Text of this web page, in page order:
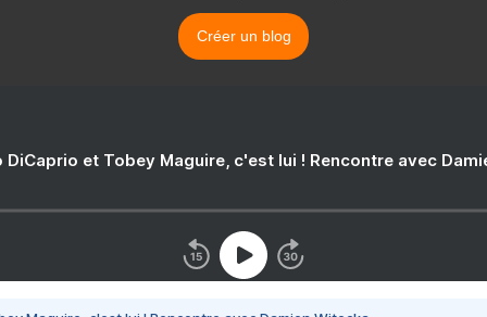
Créer un blog
DiCaprio et Tobey Maguire, c'est lui ! Rencontre avec